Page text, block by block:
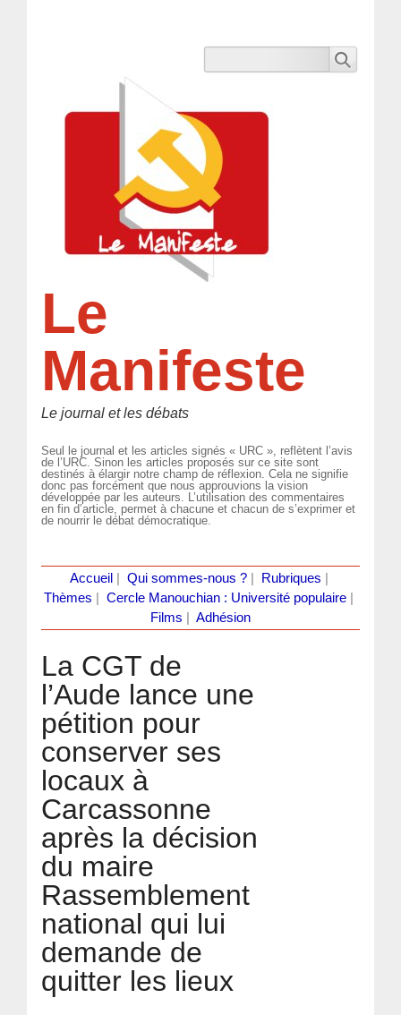
Le
Manifeste
Le journal et les débats
Seul le journal et les articles signés « URC », reflètent l’avis
de l’URC. Sinon les articles proposés sur ce site sont
destinés à élargir notre champ de réflexion. Cela ne signifie
donc pas forcément que nous approuvions la vision
développée par les auteurs. L’utilisation des commentaires
en fin d’article, permet à chacune et chacun de s’exprimer et
de nourrir le débat démocratique.
Accueil Qui sommes-nous ?| Rubriques
Thèmes
Cercle Manouchian : Université populaire
Films
Adhésion
La CGT de
l’Aude lance une
pétition pour
conserver ses
locaux à
Carcassonne
après la décision
du maire
Rassemblement
national qui lui
demande de
quitter les lieux